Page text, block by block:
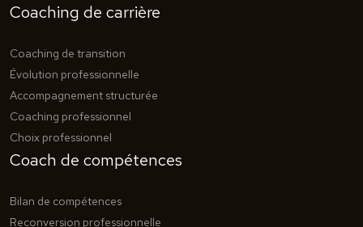
Coaching de carrière
Coaching de transition
Évolution professionnelle
Accompagnement structurée
Coaching professionnel
Choix professionnel
Coach de compétences
Bilan de compétences
Reconversion professionnelle